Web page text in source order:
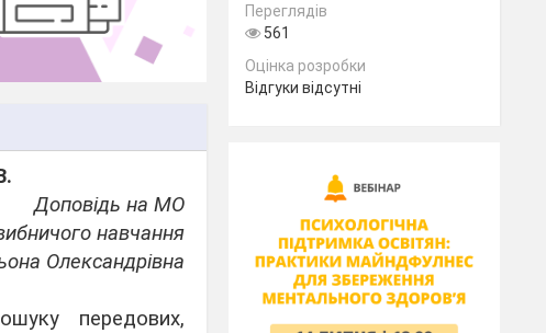
Доповідь на МО
навчання
Олександрівна
передових,
Переглядів
561
Оцінка розробки
Відгуки відсутні